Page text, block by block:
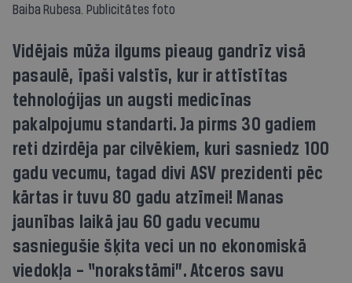
Baiba Rubesa. Publicitātes foto
Vidējais mūža ilgums pieaug gandrīz visā
pasaulē, īpaši valstīs, kur ir attīstītas
tehnoloģijas un augsti medicīnas
pakalpojumu standarti. Ja pirms 30 gadiem
reti dzirdēja par cilvēkiem, kuri sasniedz 100
gadu vecumu, tagad divi ASV prezidenti pēc
kārtas ir tuvu 80 gadu atzīmei! Manas
jaunības laikā jau 60 gadu vecumu
sasniegušie šķita veci un no ekonomiskā
viedokļa – “norakstāmi”. Atceros savu